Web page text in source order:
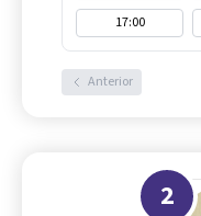
17:00
Anterior
2